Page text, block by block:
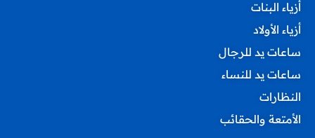
أزياء البنات
أزياء الأولاد
ساعات يد للرجال
ساعات يد للنساء
النظارات
الأمتعة والحقائب